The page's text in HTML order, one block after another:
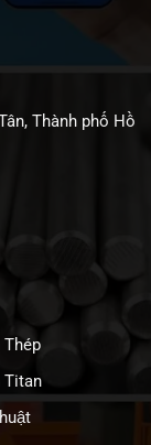
Thành phố Hồ
Thép
Titan